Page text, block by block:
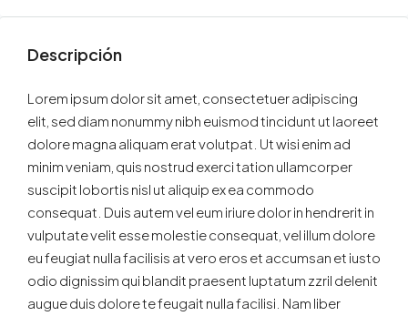
Descripción
Lorem ipsum dolor sit amet, consectetuer adipiscing
elit, sed diam nonummy nibh euismod tincidunt ut laoreet
dolore magna aliquam erat volutpat. Ut wisi enim ad
minim veniam, quis nostrud exerci tation ullamcorper
suscipit lobortis nisl ut aliquip ex ea commodo
consequat. Duis autem vel eum iriure dolor in hendrerit in
vulputate velit esse molestie consequat, vel illum dolore
eu feugiat nulla facilisis at vero eros et accumsan et iusto
odio dignissim qui blandit praesent luptatum zzril delenit
augue duis dolore te feugait nulla facilisi. Nam liber